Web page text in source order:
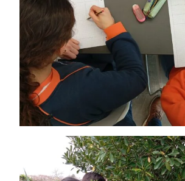
Informações
APEE
Notícias